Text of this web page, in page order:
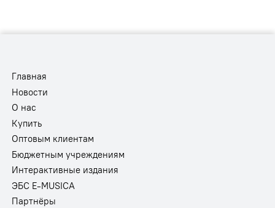
Главная
Новости
О нас
Купить
Оптовым клиентам
Бюджетным учреждениям
Интерактивные издания
ЭБС E-MUSICA
Партнёры